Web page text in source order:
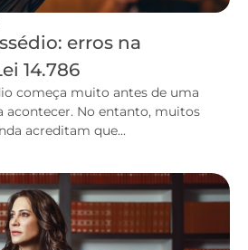
erros na
14.786
começa muito antes de uma
acontecer. No entanto, muitos
acreditam que...